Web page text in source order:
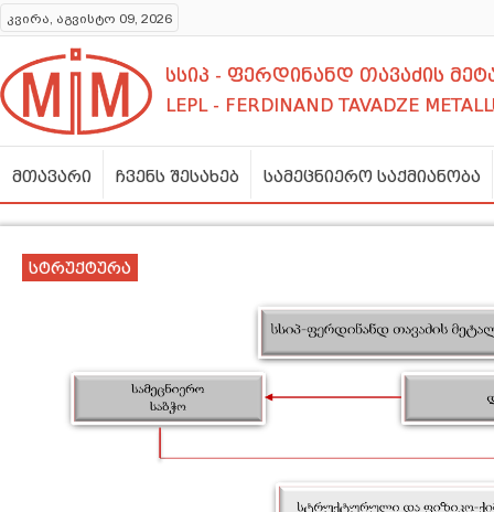
კვირა, აგვისტო 09, 2026
სსიპ - ფერდინანდ თავაძის
LEPL - FERDINAND TAVADZE
მთავარი ჩვენს შესახებ სამეცნიერო საქმიანობა
სტრუქტურა